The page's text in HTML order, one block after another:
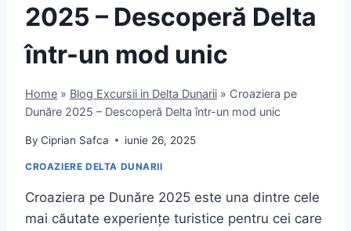
2025 – Descoperă Delta
într-un mod unic
Home » Blog Excursii in Delta Dunarii » Croaziera pe
Dunăre 2025 – Descoperă Delta într-un mod unic
By Ciprian Safca iunie 26, 2025
CROAZIERE DELTA DUNARII
Croaziera pe Dunăre 2025 este una dintre cele
mai căutate experiențe turistice pentru cei care